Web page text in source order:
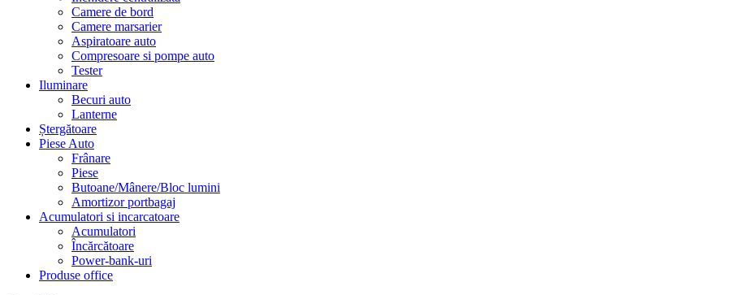
Camere de bord
Camere marsarier
Aspiratoare auto
Compresoare si pompe auto
Tester
Iluminare
Becuri auto
Lanterne
Ștergătoare
Piese Auto
Frânare
Piese
Butoane/Mânere/Bloc lumini
Amortizor portbagaj
Acumulatori si incarcatoare
Acumulatori
Încărcătoare
Power-bank-uri
Produse office